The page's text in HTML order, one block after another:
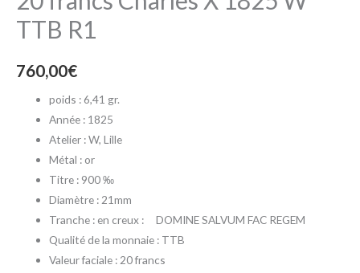
TTB R1
760,00€
poids : 6,41 gr.
Année : 1825
Atelier : W, Lille
Métal : or
Titre : 900 ‰
Diamètre : 21mm
Tranche : en creux :
DOMINE SALVUM FAC REGEM
Qualité de la monnaie : TTB
Valeur faciale : 20 francs